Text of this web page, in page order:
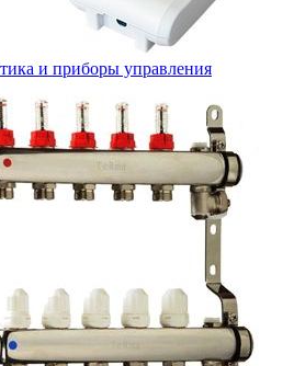
и приборы управления